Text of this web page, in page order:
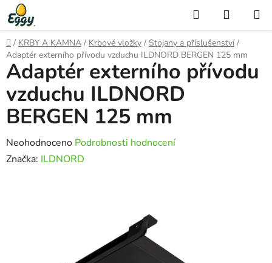
Přejít
na
obsah
Hledat
KOŠÍK
Domů
/ KRBY A KAMNA / Krbové vložky / Stojany a příslušenství /
Adaptér externího přívodu vzduchu ILDNORD BERGEN 125 mm
Adaptér externího přívodu
vzduchu ILDNORD
BERGEN 125 mm
Průměrné
hodnocení
Neohodnoceno Podrobnosti hodnocení
Značka: ILDNORD